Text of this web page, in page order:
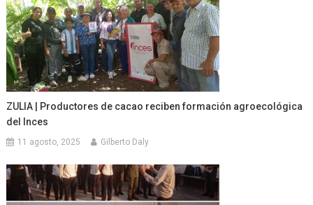
ZULIA | Productores de cacao reciben formación agroecológica
del Inces
11 agosto, 2025 Gilberto Daly